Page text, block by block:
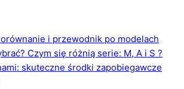
i przewodnik po modelach
Czym się różnią serie: M, A i S ?
skuteczne środki zapobiegawcze